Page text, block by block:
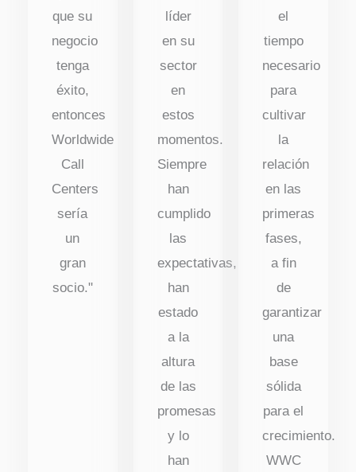
que su
negocio
tenga
éxito,
entonces
Worldwide
Call
Centers
sería
un
gran
socio."
líder
en su
sector
en
estos
momentos.
Siempre
han
cumplido
las
expectativas,
han
estado
a la
altura
de las
promesas
y lo
han
el
tiempo
necesario
para
cultivar
la
relación
en las
primeras
fases,
a fin
de
garantizar
una
base
sólida
para el
crecimiento.
WWC